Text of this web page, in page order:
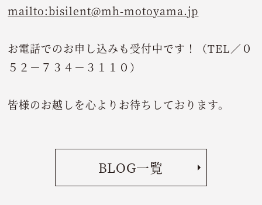
mailto:bisilent@mh-motoyama.jp
お電話でのお申し込みも受付中です！（TEL／０
５２－７３４－３１１０）
皆様のお越しを心よりお待ちしております。
BLOG一覧